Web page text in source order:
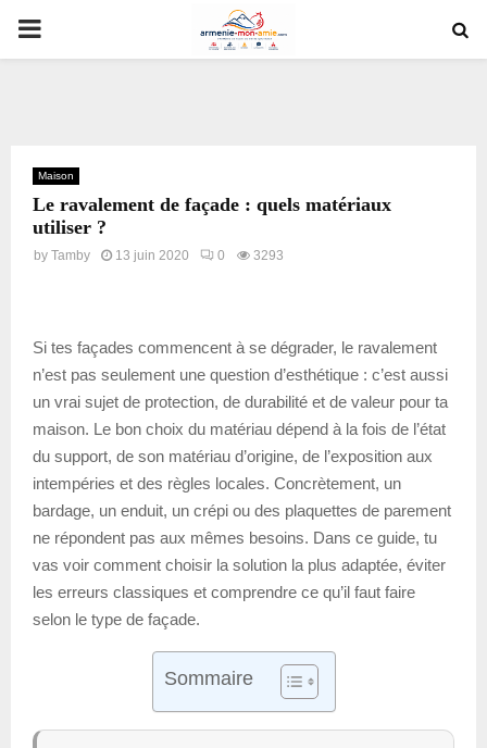
PRIMARY
Maison
Le ravalement de façade : quels matériaux
utiliser ?
by Tamby 13 juin 2020 0 3293
Si tes façades commencent à se dégrader, le ravalement
n’est pas seulement une question d’esthétique : c’est aussi
un vrai sujet de protection, de durabilité et de valeur pour ta
maison. Le bon choix du matériau dépend à la fois de l’état
du support, de son matériau d’origine, de l’exposition aux
intempéries et des règles locales. Concrètement, un
bardage, un enduit, un crépi ou des plaquettes de parement
ne répondent pas aux mêmes besoins. Dans ce guide, tu
vas voir comment choisir la solution la plus adaptée, éviter
les erreurs classiques et comprendre ce qu’il faut faire
selon le type de façade.
Sommaire